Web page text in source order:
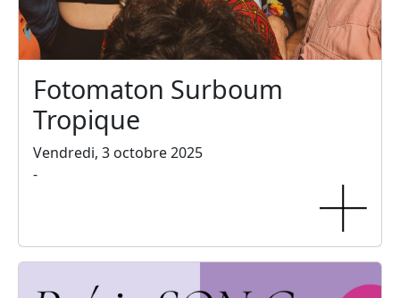
Fotomaton Surboum
Tropique
Vendredi, 3 octobre 2025
-